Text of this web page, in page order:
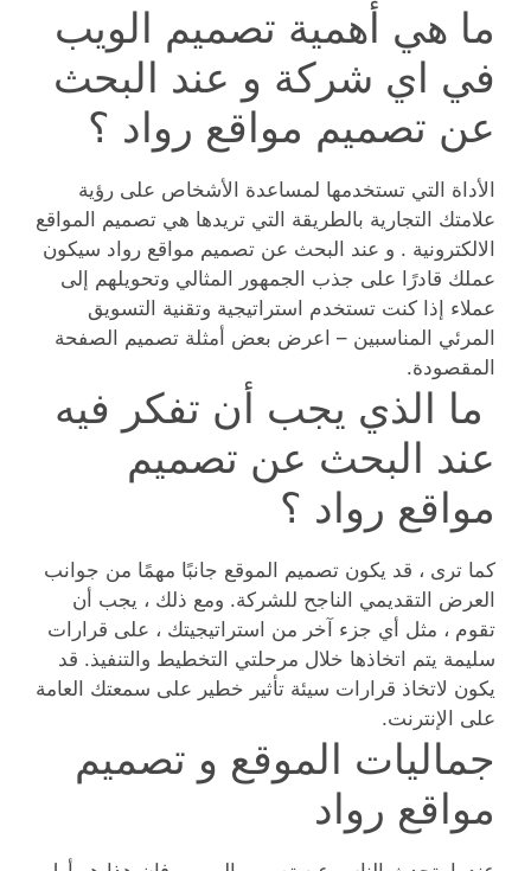
ما هي أهمية تصميم الويب
في اي شركة و عند البحث
عن تصميم مواقع رواد ؟
الأداة التي تستخدمها لمساعدة الأشخاص على رؤية
علامتك التجارية بالطريقة التي تريدها هي تصميم المواقع
الالكترونية . و عند البحث عن تصميم مواقع رواد سيكون
عملك قادرًا على جذب الجمهور المثالي وتحويلهم إلى
عملاء إذا كنت تستخدم استراتيجية وتقنية التسويق
المرئي المناسبين – اعرض بعض أمثلة تصميم الصفحة
المقصودة.
ما الذي يجب أن تفكر فيه
عند البحث عن تصميم
مواقع رواد ؟
كما ترى ، قد يكون تصميم الموقع جانبًا مهمًا من جوانب
العرض التقديمي الناجح للشركة. ومع ذلك ، يجب أن
تقوم ، مثل أي جزء آخر من استراتيجيتك ، على قرارات
سليمة يتم اتخاذها خلال مرحلتي التخطيط والتنفيذ. قد
يكون لاتخاذ قرارات سيئة تأثير خطير على سمعتك العامة
على الإنترنت.
جماليات الموقع و تصميم
مواقع رواد